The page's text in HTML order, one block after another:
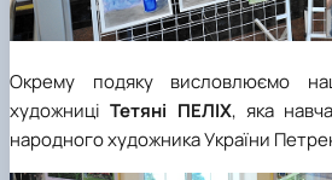
Окрему подяку висловлюємо
художниціТетяні ПЕЛІХ, яка
народного художника України